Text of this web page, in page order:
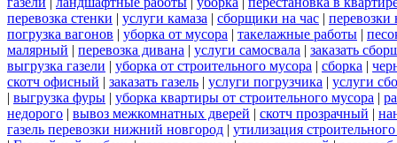
перевозка стенки | услуги камаза | сборщики на час | перевозки
погрузка вагонов | уборка от мусора | такелажные работы |
малярный | перевозка дивана | услуги самосвала | заказать
выгрузка газели | уборка от строительного мусора | сборка |
скотч офисный | заказать газель | услуги погрузчика | услуги
| выгрузка фуры | уборка квартиры от строительного мусора |
недорого | вывоз межкомнатных дверей | скотч прозрачный |
газель перевозки нижний новгород | утилизация